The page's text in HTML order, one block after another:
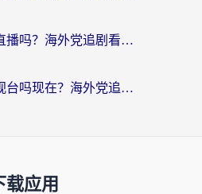
国外看不了咪咕直播吗？海外党追剧看片的加速器选择指南
国外能看中央电视台吗现在？海外党追剧看央视的实用指南
载应用